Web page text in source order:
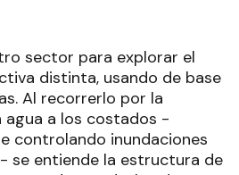
sector para explorar el
distinta, usando de base
Al recorrerlo por la
agua a los costados -
controlando inundaciones
se entiende la estructura de